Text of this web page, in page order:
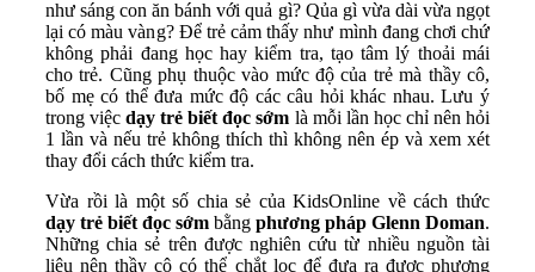
như sáng con ăn bánh với quả gì? Qủa gì vừa dài vừa ngọt
lại có màu vàng? Để trẻ cảm thấy như mình đang chơi chứ
không phải đang học hay kiểm tra, tạo tâm lý thoải mái
cho trẻ. Cũng phụ thuộc vào mức độ của trẻ mà thầy cô,
bố mẹ có thể đưa mức độ các câu hỏi khác nhau. Lưu ý
trong việcdạy trẻ biết đọc sớm là mỗi lần học chỉ nên hỏi
1 lần và nếu trẻ không thích thì không nên ép và xem xét
thay đổi cách thức kiểm tra.
Vừa rồi là một số chia sẻ của KidsOnline về cách thức
dạy trẻ biết đọc sớm bằng phương pháp Glenn Doman.
Những chia sẻ trên được nghiên cứu từ nhiều nguồn tài
liệu nên thầy cô có thể chắt lọc để đưa ra được phương